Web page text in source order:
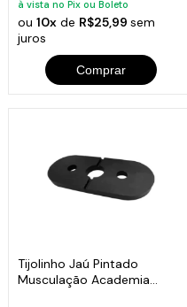
à vista no Pix ou Boleto
ou10x de R$25,99sem
juros
Comprar
Tijolinho Jaú Pintado
Musculação Academia